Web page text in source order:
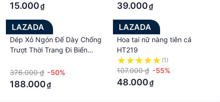
15.000₫ 39.000₫
LAZADA
Dép Xỏ Ngón Đế Dày Chống
Trượt Thời Trang Đi Biển
376.000 ₫ -50%
188.000₫
LAZADA
Hoa tai nữ nàng tiên cá
HT219
(1)
107.000 ₫ -55%
48.000₫